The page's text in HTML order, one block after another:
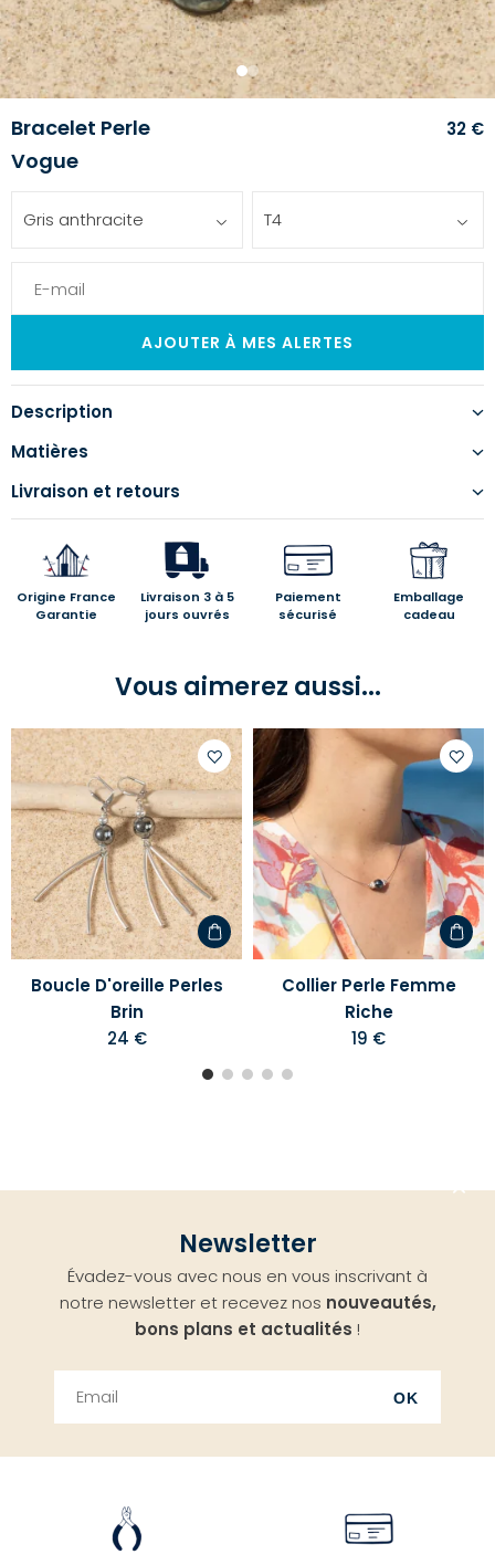
1 2
Bracelet Perle
Vogue
32 €
Gris anthracite T4
Description
Matières
Livraison et retours
Origine France
Garantie
Livraison 3 à 5
jours ouvrés
Paiement
sécurisé
Emballage
cadeau
Vous aimerez aussi...
Ajouter
à
votre
liste
d'envies
Boucle D'oreille Perles
Brin
24 €
à
votre
liste
Collier Perle Femme
Riche
19 €
Newsletter
Évadez-vous avec nous en vous inscrivant à
notre newsletter et recevez nos nouveautés,
bons plans et actualités !
OK